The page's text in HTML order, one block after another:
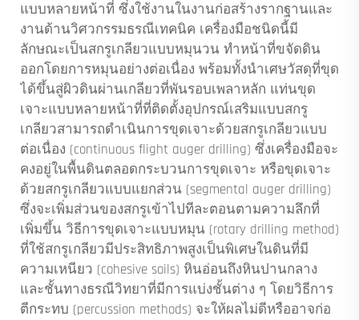
แบบหลายหน้าที่ ซึ่งใช้งานในงานก่อสร้างรากฐานและ
งานด้านวิศวกรรมธรณีเทคนิค เครื่องมือชนิดนี้มี
ลักษณะเป็นสกรูเกลียวแบบหมุนวน ทำหน้าที่ขจัดดิน
ออกโดยการหมุนอย่างต่อเนื่อง พร้อมทั้งนำเศษวัสดุที่ขุด
ได้ขึ้นสู่ผิวดินผ่านเกลียวที่พันรอบเพลาหลัก แท่นขุด
เจาะแบบหลายหน้าที่ที่ติดตั้งอุปกรณ์เสริมแบบสกรู
เกลียวสามารถดำเนินการขุดเจาะด้วยสกรูเกลียวแบบ
ต่อเนื่อง (continuous flight auger drilling) ซึ่งเครื่องมือจะ
คงอยู่ในพื้นดินตลอดกระบวนการขุดเจาะ หรือขุดเจาะ
ด้วยสกรูเกลียวแบบแยกส่วน (segmental auger drilling)
ซึ่งจะเพิ่มส่วนของสกรูเข้าไปทีละตอนตามความลึกที่
เพิ่มขึ้น วิธีการขุดเจาะแบบหมุน (rotary drilling method)
ที่ใช้สกรูเกลียวมีประสิทธิภาพสูงเป็นพิเศษในดินที่มี
ความเหนียว (cohesive soils) หินอ่อนถึงหินปานกลาง
และชั้นทางธรณีวิทยาที่มีการแบ่งชั้นต่าง ๆ โดยวิธีการ
ตีกระทบ (percussion methods) จะให้ผลไม่ดีหรืออาจก่อ